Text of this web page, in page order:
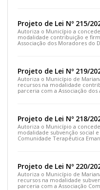
Projeto de Lei Nº 215/
Autoriza o Município a
modalidade contribuição e
Associação dos Moradores do
Projeto de Lei Nº 219/
Autoriza o Município de
recursos na modalidade
parceria com a Associação
Projeto de Lei Nº 218/
Autoriza o Município a
modalidade subvenção social
Comunidade Terapêutica
Projeto de Lei Nº 220/
Autoriza o Município de
recursos na modalidade
parceria com a Associação